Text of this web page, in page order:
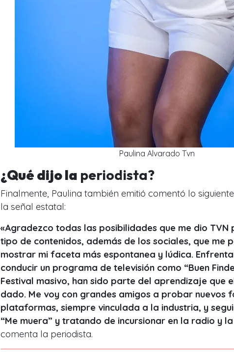
Paulina Alvarado Tvn
¿Qué dijo la periodista?
Finalmente, Paulina también emitió comentó lo
la señal estatal:
«Agradezco todas las posibilidades que me dio
tipo de contenidos, además de los sociales, que me
mostrar mi faceta más espontanea y lúdica.
conducir un programa de televisión como “Buen
Festival masivo, han sido parte del aprendizaje que
dado. Me voy con grandes amigos a probar nuevos
plataformas, siempre vinculada a la industria, y
“Me muera” y tratando de incursionar en la radio y
comenta la periodista.